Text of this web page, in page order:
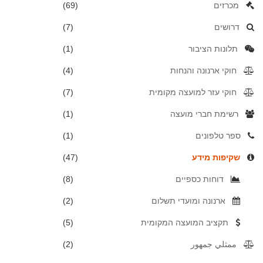
מכרזים (69)
דרושים (7)
תלונות הציבור (1)
חוקי ארנונה והנחות (4)
חוקי עזר למועצה מקומית (7)
רשימת חברי מועצה (1)
ספר טלפונים (1)
שקיפות מידע (47)
דוחות כספיים (8)
ארנונה ומועדי תשלום (2)
תקציב המועצה המקומית (5)
ممثلي جمهور (2)